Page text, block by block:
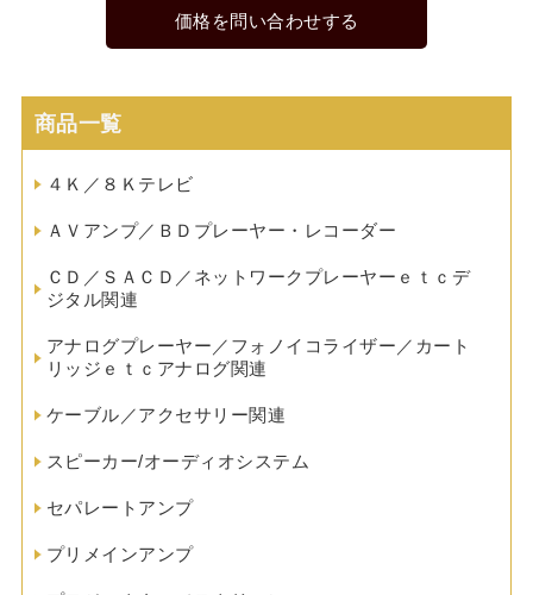
価格を問い合わせする
商品一覧
４Ｋ／８Ｋテレビ
ＡＶアンプ／ＢＤプレーヤー・レコーダー
ＣＤ／ＳＡＣＤ／ネットワークプレーヤーｅｔｃデ
ジタル関連
アナログプレーヤー／フォノイコライザー／カート
リッジｅｔｃアナログ関連
ケーブル／アクセサリー関連
スピーカー/オーディオシステム
セパレートアンプ
プリメインアンプ